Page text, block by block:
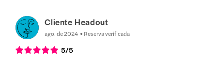
Cliente Headout
ago. de 2024 Reserva verificada
5/5